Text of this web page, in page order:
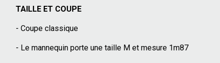
TAILLE ET COUPE
- Coupe classique
- Le mannequin porte une taille M et mesure 1m87